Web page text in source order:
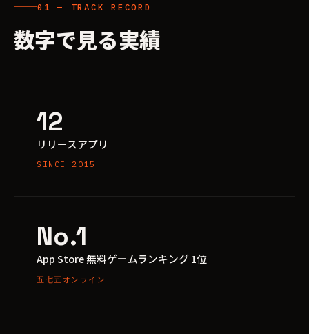
01 — TRACK RECORD
数字で見る実績
12
リリースアプリ
SINCE 2015
No.1
App Store 無料ゲームランキング 1位
五七五オンライン